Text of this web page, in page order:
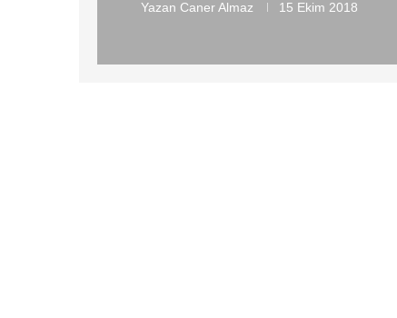
Yazan Caner Almaz 15 Ekim 2018